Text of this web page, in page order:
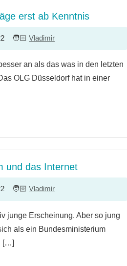
erst ab Kenntnis
Vladimir
an als das was in den letzten
OLG Düsseldorf hat in einer
und das Internet
Vladimir
junge Erscheinung. Aber so jung
als ein Bundesministerium
[…]